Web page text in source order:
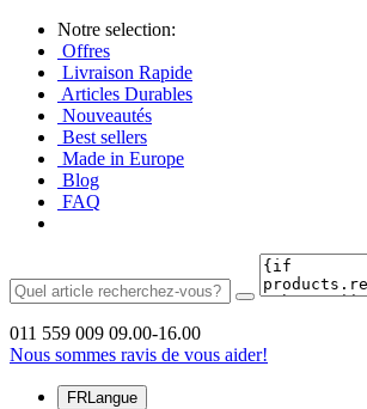
Notre selection:
Offres
Livraison Rapide
Articles Durables
Nouveautés
Best sellers
Made in Europe
Blog
FAQ
011 559 009 09.00-16.00
Nous sommes ravis de vous aider!
FRLangue